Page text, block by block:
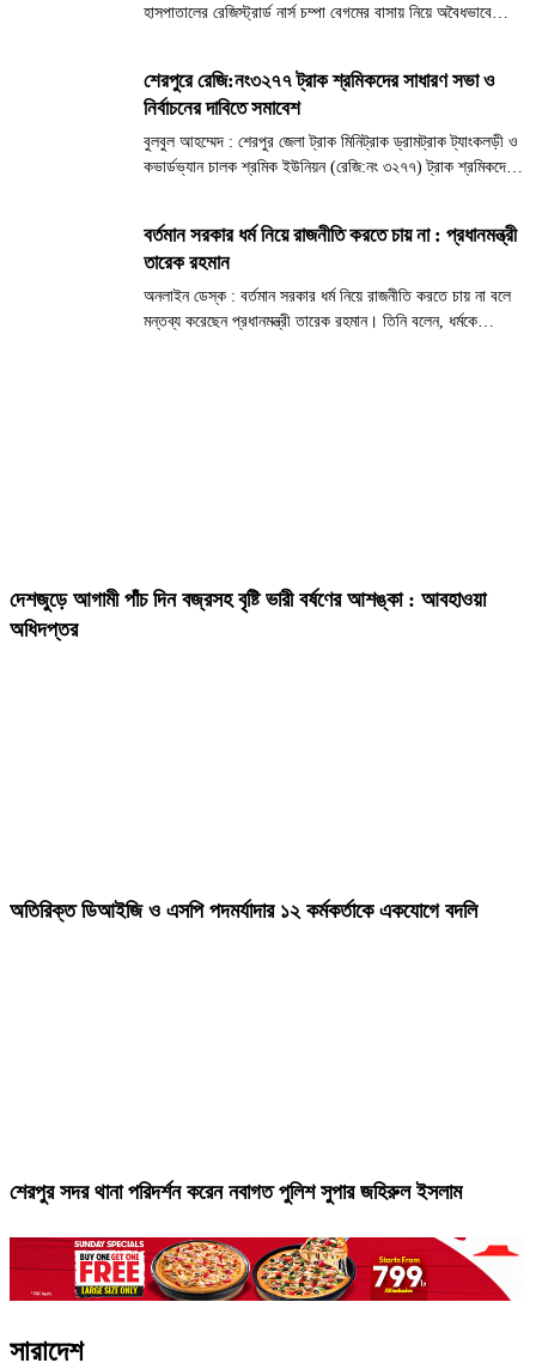
হাসপাতালের রেজিস্ট্রার্ড নার্স চম্পা বেগমের বাসায় নিয়ে অবৈধভাবে
শেরপুরে রেজি:নং৩২৭৭ ট্রাক শ্রমিকদের সাধারণ সভা ও
নির্বাচনের দাবিতে সমাবেশ
বুলবুল আহম্মেদ : শেরপুর জেলা ট্রাক মিনিট্রাক ড্রামট্রাক ট্যাংকলড়ী ও
কভার্ডভ্যান চালক শ্রমিক ইউনিয়ন (রেজি:নং ৩২৭৭) ট্রাক শ্রমিকদের
বর্তমান সরকার ধর্ম নিয়ে রাজনীতি করতে চায় না : প্রধানমন্ত্রী
তারেক রহমান
অনলাইন ডেস্ক : বর্তমান সরকার ধর্ম নিয়ে রাজনীতি করতে চায় না বলে
মন্তব্য করেছেন প্রধানমন্ত্রী তারেক রহমান। তিনি বলেন, ধর্মকে
দেশজুড়ে আগামী পাঁচ দিন বজ্রসহ বৃষ্টি ভারী বর্ষণের আশঙ্কা : আবহাওয়া
অধিদপ্তর
অতিরিক্ত ডিআইজি ও এসপি পদমর্যাদার ১২ কর্মকর্তাকে একযোগে বদলি
শেরপুর সদর থানা পরিদর্শন করেন নবাগত পুলিশ সুপার জহিরুল ইসলাম
সারাদেশ